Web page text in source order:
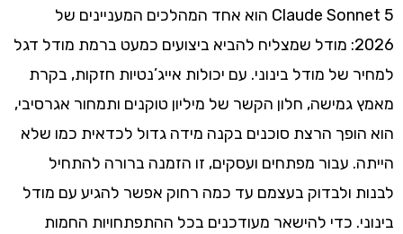
Claude Sonnet 5 הוא אחד המהלכים המעניינים של
2026: מודל שמצליח להביא ביצועים כמעט ברמת מודל דגל
למחיר של מודל בינוני. עם יכולות אייג’נטיות חזקות, בקרת
מאמץ גמישה, חלון הקשר של מיליון טוקנים ותמחור אגרסיבי,
הוא הופך הרצת סוכנים בקנה מידה גדול לכדאית כמו שלא
הייתה. עבור מפתחים ועסקים, זו הזמנה ברורה להתחיל
לבנות ולבדוק בעצמם עד כמה רחוק אפשר להגיע עם מודל
בינוני. כדי להישאר מעודכנים בכל ההתפתחויות החמות